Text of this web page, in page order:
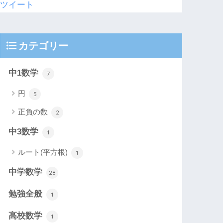
ツイート
カテゴリー
中1数学 7
円 5
正負の数 2
中3数学 1
ルート(平方根) 1
中学数学 28
勉強全般 1
高校数学 1